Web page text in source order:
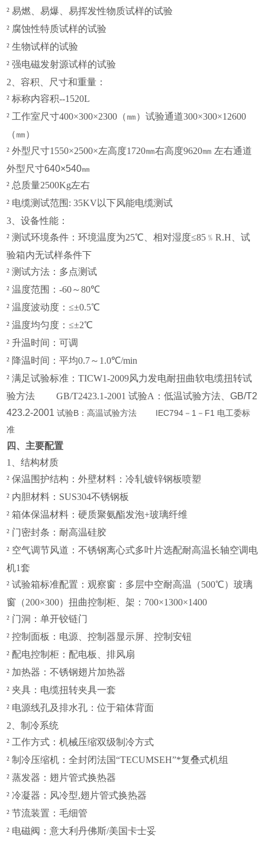
² 易燃、易爆、易挥发性物质试样的试验
² 腐蚀性特质试样的试验
² 生物试样的试验
² 强电磁发射源试样的试验
2 、容积、尺寸和重量：
² 标称内容积--1520L
² 工作室尺寸400×300×2300（㎜）试验通道300×300×12600
（㎜）
² 外型尺寸1550×2500×左高度1720㎜右高度9620㎜ 左右通道
外型尺寸640×540㎜
² 总质量2500Kg左右
² 电缆测试范围: 35KV以下风能电缆测试
3 、设备性能：
² 测试环境条件：环境温度为25℃、相对湿度≤85 ﹪R.H 、试
验箱内无试样条件下
² 测试方法：多点测试
² 温度范围：-60～80℃
² 温度波动度：≤±0.5℃
² 温度均匀度：≤±2℃
² 升温时间：可调
² 降温时间：平均0.7～1.0℃/min
² 满足试验标准：TICW1-2009风力发电耐扭曲软电缆扭转试
验方法 GB/T2423.1-2001试验A ：低温试验方法、GB/T2
423.2-2001试验B：高温试验方法 IEC794－1－F1 电工委标
准
四、主要配置
1
、结构材质
² 保温围护结构：外壁材料：冷轧镀锌钢板喷塑
² 内胆材料：SUS304不锈钢板
² 箱体保温材料：硬质聚氨酯发泡+玻璃纤维
² 门密封条：耐高温硅胶
² 空气调节风道：不锈钢离心式多叶片选配耐高温长轴空调电
机1套
² 试验箱标准配置：观察窗：多层中空耐高温（500℃）玻璃
窗（200×300）扭曲控制柜、架：700×1300×1400
² 门洞：单开铰链门
² 控制面板：电源、控制器显示屏、控制安钮
² 配电控制柜：配电板、排风扇
² 加热器：不锈钢翅片加热器
² 夹具：电缆扭转夹具一套
² 电源线孔及排水孔：位于箱体背面
2 、制冷系统
² 工作方式：机械压缩双级制冷方式
² 制冷压缩机：全封闭法国“TECUMSEH”*复叠式机组
² 蒸发器：翅片管式换热器
² 冷凝器：风冷型,翅片管式换热器
² 节流装置：毛细管
² 电磁阀：意大利丹佛斯/美国卡士妥